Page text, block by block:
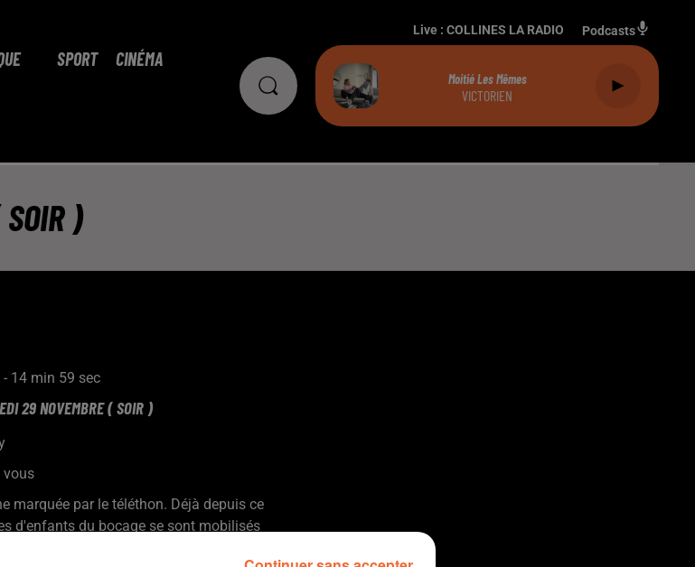
SPORT CINÉMA
Live : COLLINES LA RADIO Podcasts
Moitié Les Mêmes
VICTORIEN
)
14 min 59 sec
29 NOVEMBRE ( SOIR )
vous
marquée par le téléthon. Déjà depuis ce
d'enfants du bocage se sont mobilisés